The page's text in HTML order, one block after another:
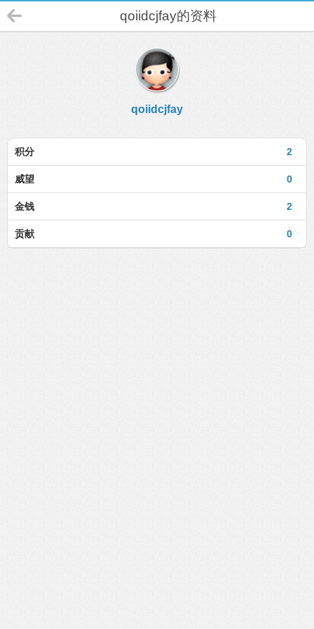
qoiidcjfay的资料
qoiidcjfay
2
积分
0
威望
2
金钱
0
贡献